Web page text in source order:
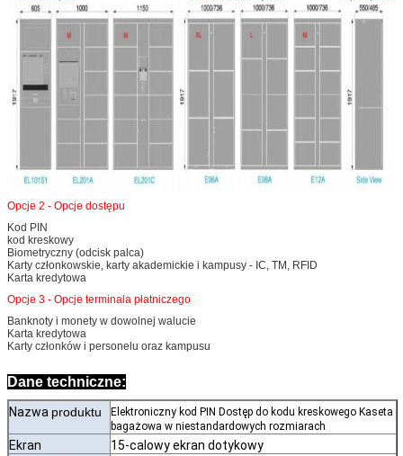
Oddzwonimy wkrótce!
Opcje 2 - Opcje dostępu
Kod PIN
kod kreskowy
Biometryczny (odcisk palca)
Karty członkowskie, karty akademickie i kampusy - IC, TM, RFID
Karta kredytowa
Opcje 3 - Opcje terminala płatniczego
Banknoty i monety w dowolnej walucie
Karta kredytowa
Karty członków i personelu oraz kampusu
Dane techniczne:
Nazwa produktu
Elektroniczny kod PIN Dostęp do kodu kreskowego Kaseta
bagażowa w niestandardowych rozmiarach
Ekran
15-calowy ekran dotykowy